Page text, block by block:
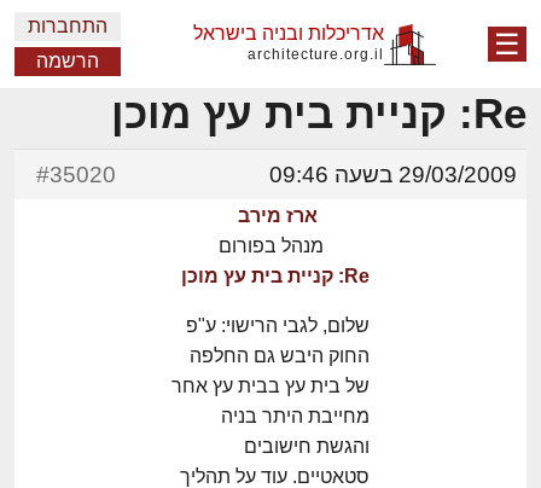
☰ אדריכלות ובניה בישראל
architecture.org.il
התחברות
הרשמה
Re: קניית בית עץ מוכן
29/03/2009 בשעה 09:46 #35020
ארז מירב
מנהל בפורום
Re: קניית בית עץ מוכן
שלום, לגבי הרישוי: ע"פ
החוק היבש גם החלפה
של בית עץ בבית עץ אחר
מחייבת היתר בניה
והגשת חישובים
סטאטיים. עוד על תהליך